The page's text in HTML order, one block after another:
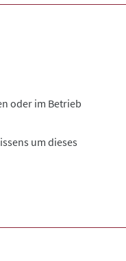
oder im Betrieb
um dieses